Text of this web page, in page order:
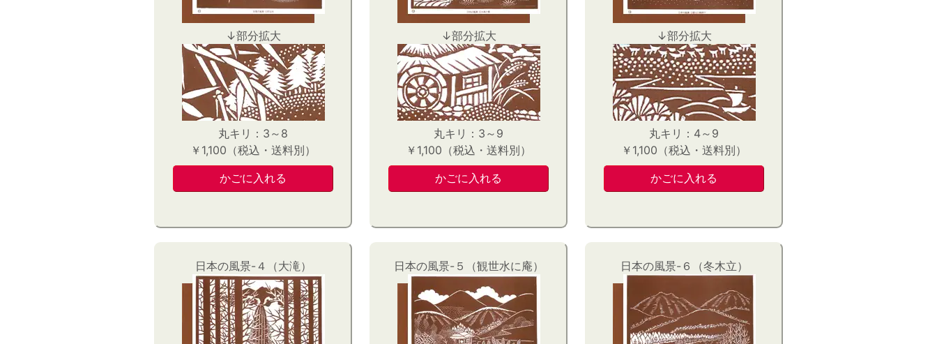
↓部分拡大
丸キリ：3～8
￥1,100（税込・送料別）
↓部分拡大
丸キリ：3～9
￥1,100（税込・送料別）
↓部分拡大
丸キリ：4～9
￥1,100（税込・送料別）
日本の風景-４（大滝） 日本の風景-５（観世水に庵） 日本の風景-６（冬木立）